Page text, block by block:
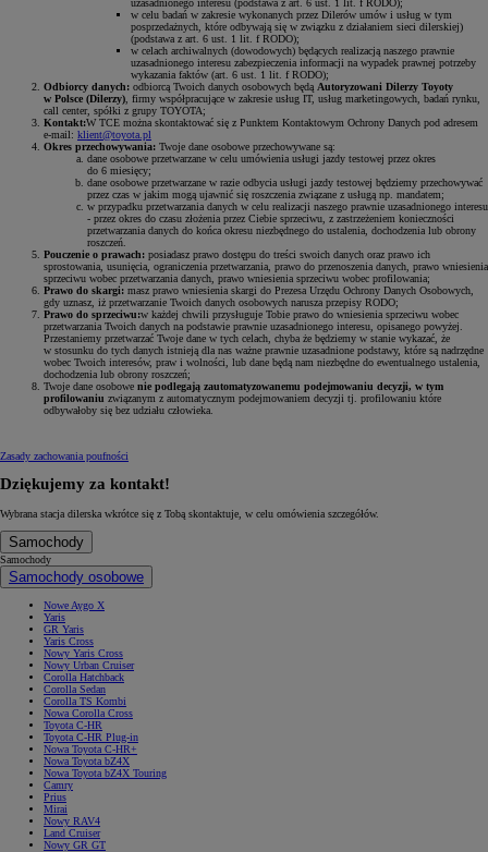
w celu badań w zakresie wykonanych przez Dilerów umów i usług w tym
posprzedażnych, które odbywają się w związku z działaniem sieci dilerskiej)
(podstawa z art. 6 ust. 1 lit. f RODO);
w celach archiwalnych (dowodowych) będących realizacją naszego prawnie
uzasadnionego interesu zabezpieczenia informacji na wypadek prawnej potrzeby
wykazania faktów (art. 6 ust. 1 lit. f RODO);
Odbiorcy danych: odbiorcą Twoich danych osobowych będą Autoryzowani Dilerzy Toyoty
w Polsce (Dilerzy) , firmy współpracujące w zakresie usług IT, usług marketingowych, badań rynku,
call center, spółki z grupy TOYOTA;
Kontakt:W TCE można skontaktować się z Punktem Kontaktowym Ochrony Danych pod adresem
e-mail: klient@toyota.pl
Okres przechowywania: Twoje dane osobowe przechowywane są:
dane osobowe przetwarzane w celu umówienia usługi jazdy testowej przez okres
do 6 miesięcy;
dane osobowe przetwarzane w razie odbycia usługi jazdy testowej będziemy przechowywać
przez czas w jakim mogą ujawnić się roszczenia związane z usługą np. mandatem;
w przypadku przetwarzania danych w celu realizacji naszego prawnie uzasadnionego interesu
- przez okres do czasu złożenia przez Ciebie sprzeciwu, z zastrzeżeniem konieczności
przetwarzania danych do końca okresu niezbędnego do ustalenia, dochodzenia lub obrony
roszczeń.
Pouczenie o prawach: posiadasz prawo dostępu do treści swoich danych oraz prawo ich
sprostowania, usunięcia, ograniczenia przetwarzania, prawo do przenoszenia danych, prawo wniesienia
sprzeciwu wobec przetwarzania danych, prawo wniesienia sprzeciwu wobec profilowania;
Prawo do skargi: masz prawo wniesienia skargi do Prezesa Urzędu Ochrony Danych Osobowych,
gdy uznasz, iż przetwarzanie Twoich danych osobowych narusza przepisy RODO;
Prawo do sprzeciwu:w każdej chwili przysługuje Tobie prawo do wniesienia sprzeciwu wobec
przetwarzania Twoich danych na podstawie prawnie uzasadnionego interesu, opisanego powyżej.
Przestaniemy przetwarzać Twoje dane w tych celach, chyba że będziemy w stanie wykazać, że
w stosunku do tych danych istnieją dla nas ważne prawnie uzasadnione podstawy, które są nadrzędne
wobec Twoich interesów, praw i wolności, lub dane będą nam niezbędne do ewentualnego ustalenia,
dochodzenia lub obrony roszczeń;
Twoje dane osobowe nie podlegają zautomatyzowanemu podejmowaniu decyzji, w tym
profilowaniu związanym z automatycznym podejmowaniem decyzji tj. profilowaniu które
odbywałoby się bez udziału człowieka.
Zasady zachowania poufności
Dziękujemy za kontakt!
Wybrana stacja dilerska wkrótce się z Tobą skontaktuje, w celu omówienia szczegółów.
Samochody
Samochody
Samochody osobowe
Nowe Aygo X
Yaris
GR Yaris
Yaris Cross
Nowy Yaris Cross
Nowy Urban Cruiser
Corolla Hatchback
Corolla Sedan
Corolla TS Kombi
Nowa Corolla Cross
Toyota C-HR
Toyota C-HR Plug-in
Nowa Toyota C-HR+
Nowa Toyota bZ4X
Nowa Toyota bZ4X Touring
Camry
Prius
Mirai
Nowy RAV4
Land Cruiser
Nowy GR GT